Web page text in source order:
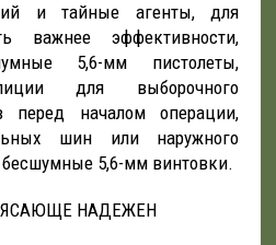
и тайные агенты, для
важнее эффективности,
5,6-мм пистолеты,
для выборочного
перед началом операции,
шин или наружного
5,6-мм винтовки.
НАДЕЖЕН